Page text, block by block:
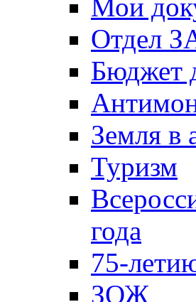
Мои
Отдел
Бюджет
Земля в
Туризм
года
75-
ЗОЖ